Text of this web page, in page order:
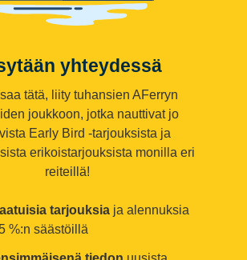
yhteydessä
tätä, liity tuhansien AFerryn
joukkoon, jotka nauttivat jo
Early Bird -tarjouksista ja
erikoistarjouksista monilla eri
reiteillä!
tarjouksia ja alennuksia
%:n säästöillä